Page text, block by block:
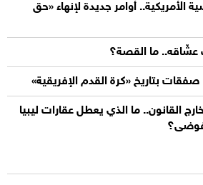
الأمريكية.. أوامر جديدة لإنهاء «حق
ما القصة؟
بـ«500 مليار» خارج القانون.. ما الذي يعطل عقارات ليبيا